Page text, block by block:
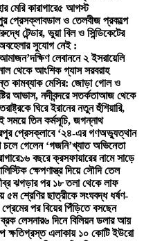
মেরি কারাগারে৫ আগস্ট
প্রেসক্লাবডাল ও তেলবীজ প্রকল্পে
টেন্ডার, ভুয়া বিল ও সিন্ডিকেটের
সুযোগ নেই :
আমাজন’দক্ষিণ লেবাননে ২ ইসরায়েলি
থেকে আংশিক গ্যাস সরবরাহ
কামব্যাক মেসির: জোড়া গোল ও
আভাস, নদীবন্দরে সতর্কতাআজ থেকে
ঘিরে ইরানের নতুন হুঁশিয়ারি,
সময়ে তিন কর্মসূচি, জগন্নাথ
প্রেসক্লাবে ‘২৪-এর গণঅভ্যুত্থান
চলে গেলেন ‘গজনি’খ্যাত অভিনেতা
১৬ বছরে ক্রসফায়ারের নামে সাড়ে
ক্ষেপণাস্ত্র দিয়ে সৌদি তেল
ঝগড়ার পর ১৮ তলা থেকে লাফ
৫ম শ্রেণির ছাত্রীকে সংঘবদ্ধ ধর্ষণ-
পর বিয়ের পিঁড়িতে বসছেন
লেসনার৬ দিনে বিলিয়ন ডলার আয়
ক্ষতিগ্রস্ত এলাকায় ১০ কোটি ইউরো